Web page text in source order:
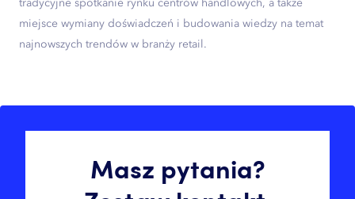
tradycyjne spotkanie rynku centrów handlowych, a także
miejsce wymiany doświadczeń i budowania wiedzy na temat
najnowszych trendów w branży retail.
Masz pytania?